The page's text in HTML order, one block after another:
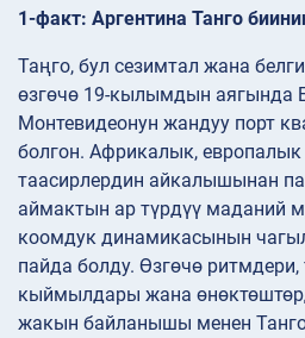
1-факт: Аргентина Танго
Таңго, бул сезимтал жана
өзгөчө 19-кылымдын аягында
Монтевидеонун жандуу порт
болгон. Африкалык,
таасирлердин айкалышынан
аймактын ар түрдүү маданий
коомдук динамикасынын
пайда болду. Өзгөчө ритмдери,
кыймылдары жана
жакын байланышы менен Танго